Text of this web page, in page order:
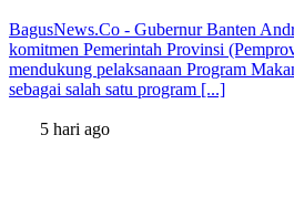
BagusNews.Co - Gubernur Banten
komitmen Pemerintah Provinsi
mendukung pelaksanaan Program
sebagai salah satu program [...]
5 hari ago